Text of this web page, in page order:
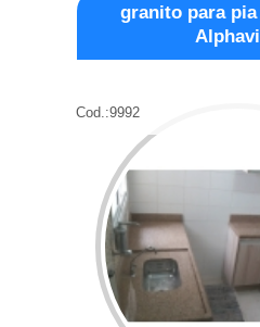
granito para
Cod.:9992